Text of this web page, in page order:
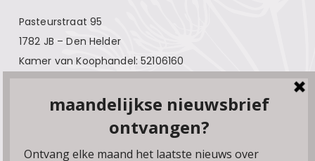
Pasteurstraat 95
1782 JB – Den Helder
Kamer van Koophandel: 52106160
Over Bloeise Adverteren